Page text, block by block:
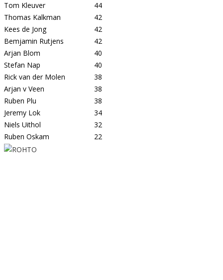
Tom Kleuver
44
Thomas Kalkman
42
Kees de Jong
42
Bemjamin Rutjens
42
Arjan Blom
40
Stefan Nap
40
Rick van der Molen
38
Arjan v Veen
38
Ruben Plu
38
Jeremy Lok
34
Niels Uithol
32
Ruben Oskam
22